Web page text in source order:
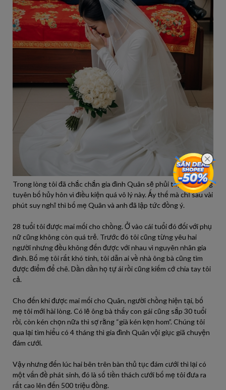
Trong lòng tôi đã chắc chắn gia đình Quân sẽ phủi tay quay lưng
tuyên bố hủy hôn vì điều kiện quá vô lý này. Ấy thế mà chỉ sau vài
phút suy nghĩ thì bố mẹ Quân và anh đã lập tức đồng ý.
28 tuổi tôi được mai mối cho chồng. Ở vào cái tuổi đó đối với phụ
nữ cũng không còn quá trẻ. Trước đó tôi cũng từng yêu hai
người nhưng đều không đến được với nhau vì nguyên nhân gia
đình. Bố mẹ tôi rất khó tính, tôi dẫn ai về nhà ông bà cũng tìm
được điểm để chê. Dần dần họ tự ái rồi cũng kiếm cớ chia tay tôi
cả.
Cho đến khi được mai mối cho Quân, người chồng hiện tại, bố
mẹ tôi mới hài lòng. Có lẽ ông bà thấy con gái cũng sắp 30 tuổi
rồi, còn kén chọn nữa thì sợ rằng “già kén kẹn hom”. Chúng tôi
qua lại tìm hiểu có 4 tháng thì gia đình Quân vội giục giã chuyện
đám cưới.
Vậy nhưng đến lúc hai bên trên bàn thủ tục đám cưới thì lại có
một vấn đề phát sinh, đó là số tiền thách cưới bố mẹ tôi đưa ra
rất cao lên đến 500 triệu đồng.